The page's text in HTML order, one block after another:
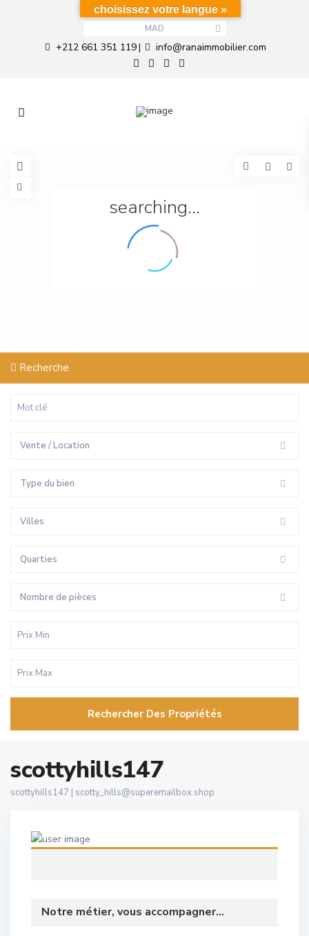
MAD
+212 661 351 119| info@ranaimmobilier.com
searching...
Recherche
Vente / Location
Type du bien
Villes
Quarties
Nombre de pièces
Rechercher Des Propriétés
scottyhills147
scottyhills147 | scotty_hills@superemailbox.shop
Notre métier, vous accompagner...
choisissez votre langue »